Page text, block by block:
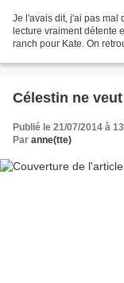
Je l'avais dit, j'ai pas mal
lecture vraiment détente
ranch pour Kate. On
Célestin ne
Publié le 21/07/2014 à
Par anne(tte)